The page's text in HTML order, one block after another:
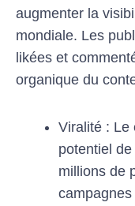
augmenter la
mondiale. Les
likées et
organique du
Viralité : Le
potentiel
millions de